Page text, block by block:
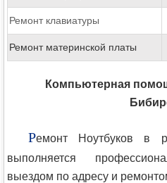
Ремонт клавиатуры
Ремонт материнской платы
Компьютерная
Ремонт Ноутбуков в
выполняется
выездом по адресу и